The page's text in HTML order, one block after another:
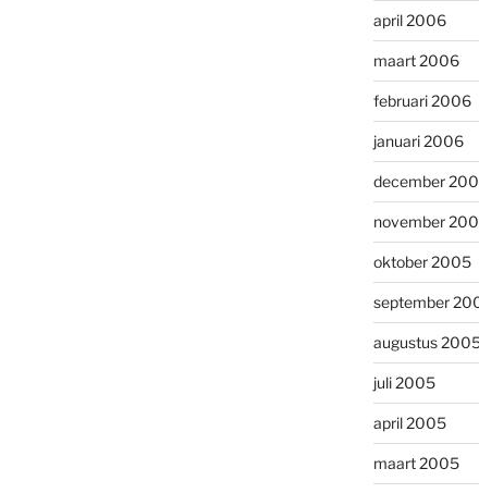
april 2006
maart 2006
februari 2006
januari 2006
december
november
oktober 2005
september
augustus
juli 2005
april 2005
maart 2005